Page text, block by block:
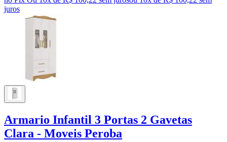
juros
Armario Infantil 3 Portas 2 Gavetas
Clara - Moveis Peroba